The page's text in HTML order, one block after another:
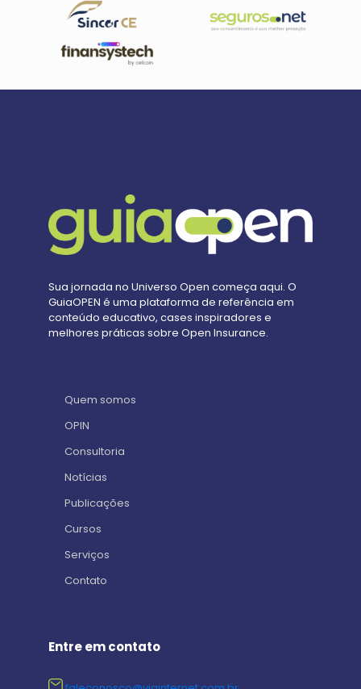
Sua jornada no Universo Open começa aqui. O
GuiaOPEN é uma plataforma de referência em
conteúdo educativo, cases inspiradores e
melhores práticas sobre Open Insurance.
Quem somos
OPIN
Consultoria
Notícias
Publicações
Cursos
Serviços
Contato
Entre em contato